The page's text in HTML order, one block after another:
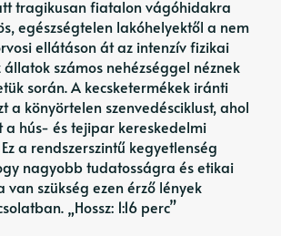
tragikusan fiatalon vágóhidakra
egészségtelen lakóhelyektől a nem
ellátáson át az intenzív fizikai
állatok számos nehézséggel néznek
során. A kecsketermékek iránti
a könyörtelen szenvedésciklust, ahol
a hús- és tejipar kereskedelmi
a rendszerszintű kegyetlenség
nagyobb tudatosságra és etikai
szükség ezen érző lények
„Hossz: 1:16 perc”